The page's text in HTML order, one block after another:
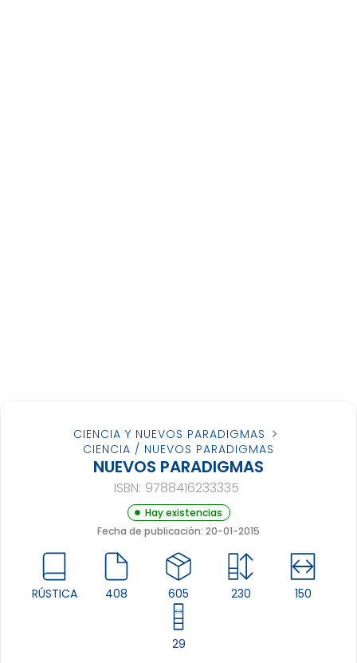
CIENCIA Y NUEVOS PARADIGMAS
CIENCIA / NUEVOS PARADIGMAS
NUEVOS PARADIGMAS
ISBN: 9788416233335
Hay existencias
Fecha de publicación: 20-01-2015
RÚSTICA 408 605 230 150
29